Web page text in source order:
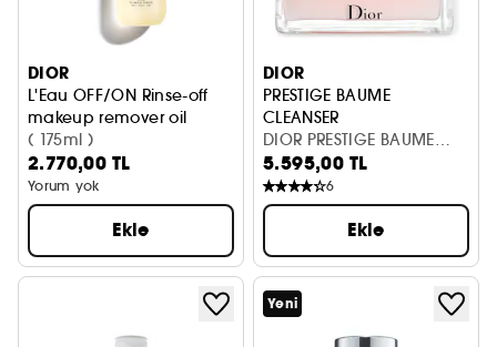
DIOR
L'Eau OFF/ON Rinse-off
makeup remover oil
Yüz için Makyaj Çıkarıcı Yağ
( 175ml )
2.770,00 TL
Yorum yok
Ekle
DIOR
PRESTIGE BAUME
CLEANSER
DIOR PRESTIGE BAUME
CLEANSER 150ML
5.595,00 TL
6
Ekle
Yeni